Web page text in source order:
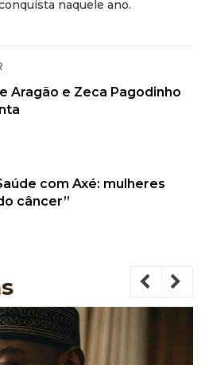
naquele ano.
Aragão e Zeca Pagodinho
com Axé: mulheres
câncer”